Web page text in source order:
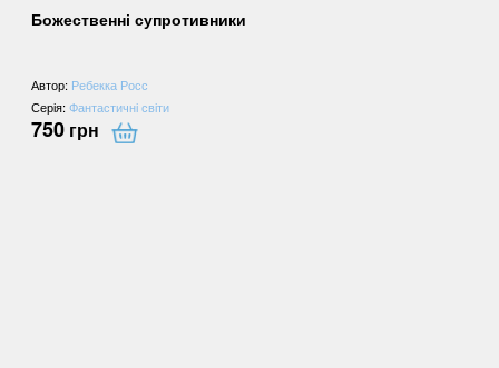
Божественні супротивники
Автор: Ребекка Росс
Серія:Фантастичні світи
750 грн